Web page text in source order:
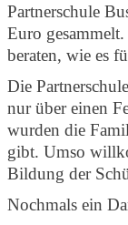
Partnerschule
Euro
beraten, wie es
Die
nur über einen
wurden die
gibt. Umso
Bildung der
Nochmals ein